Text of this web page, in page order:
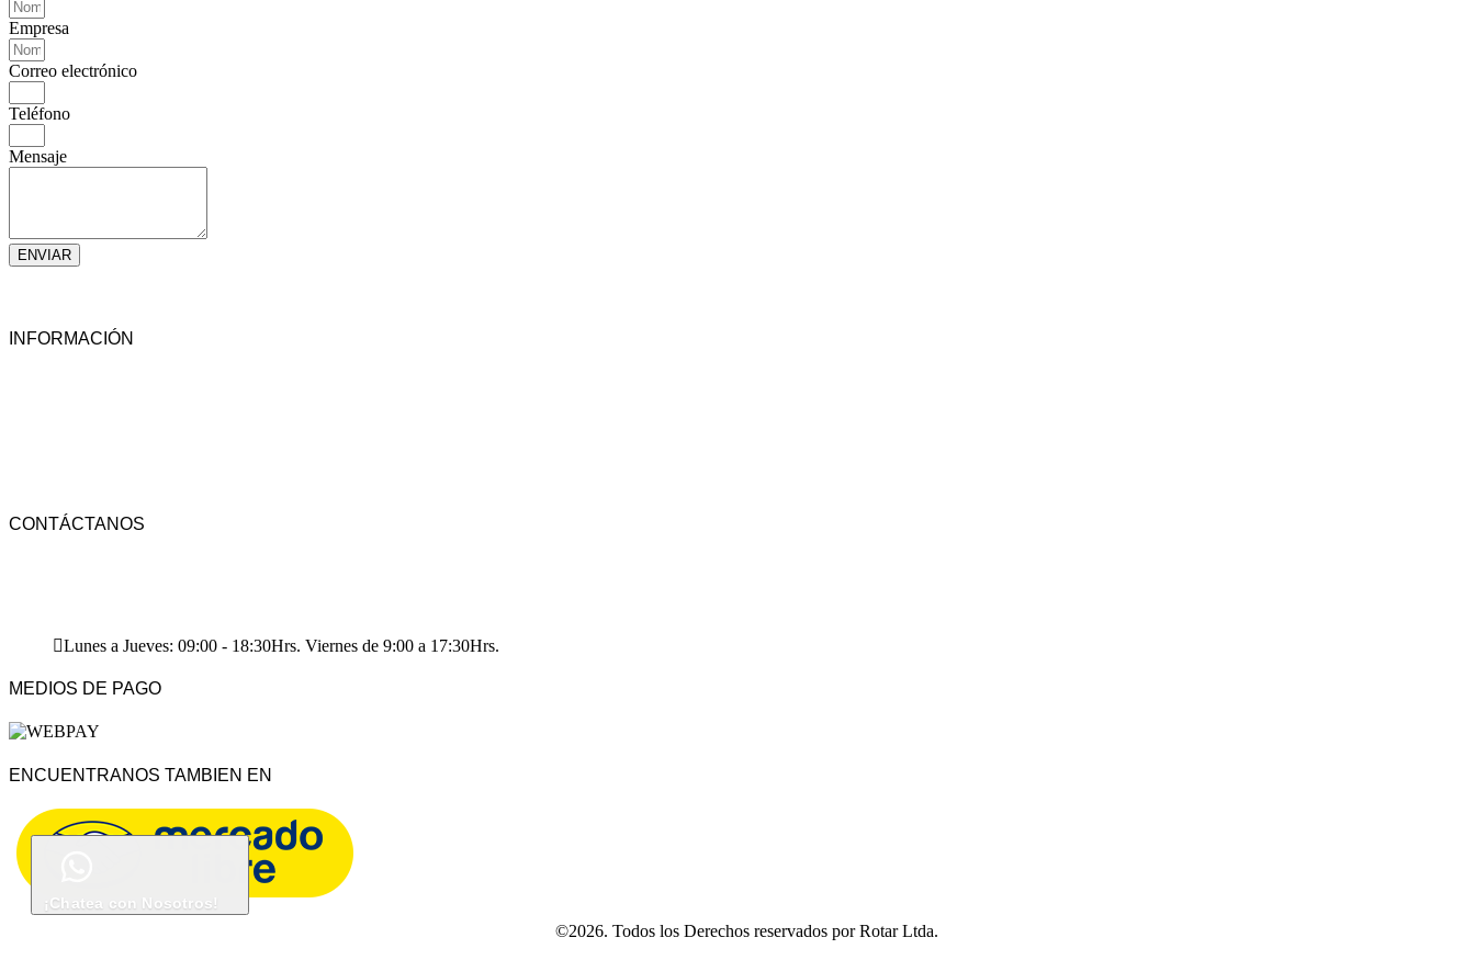
Empresa
Correo electrónico
Teléfono
Mensaje
ENVIAR
INFORMACIÓN
CONTÁCTANOS
Lunes a Jueves: 09:00 - 18:30Hrs. Viernes de 9:00 a 17:30Hrs.
MEDIOS DE PAGO
ENCUENTRANOS TAMBIEN EN
©2026. Todos los Derechos reservados por Rotar Ltda.​
¡Chatea con Nosotros!